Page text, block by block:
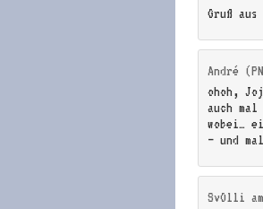
Gruß aus
André
ohoh,
auch
wobei…
– und
SvOlli